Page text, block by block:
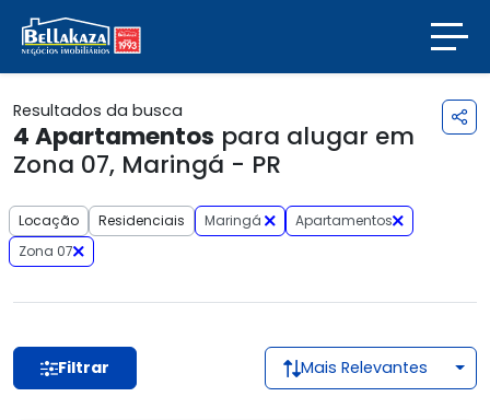
Resultados da busca
4Apartamentos para alugar em
Zona 07, Maringá - PR
Locação Residenciais Maringá
Apartamentos
Zona 07
Filtrar Mais Relevantes